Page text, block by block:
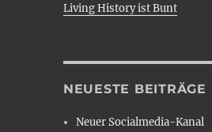
Living History ist Bunt
NEUESTE BEITRÄGE
Neuer Socialmedia-Kanal